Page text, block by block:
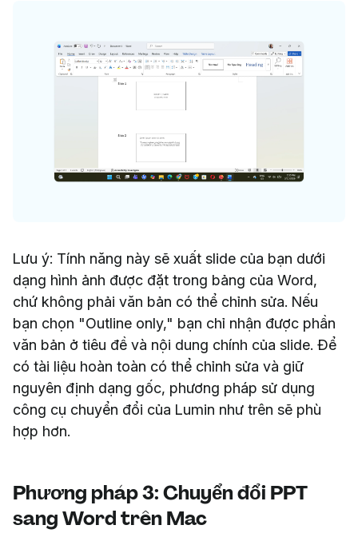
Lưu ý: Tính năng này sẽ xuất slide của bạn dưới
dạng hình ảnh được đặt trong bảng của Word,
chứ không phải văn bản có thể chỉnh sửa. Nếu
bạn chọn "Outline only," bạn chỉ nhận được phần
văn bản ở tiêu đề và nội dung chính của slide. Để
có tài liệu hoàn toàn có thể chỉnh sửa và giữ
nguyên định dạng gốc, phương pháp sử dụng
công cụ chuyển đổi của Lumin như trên sẽ phù
hợp hơn.
Phương pháp 3: Chuyển đổi PPT
sang Word trên Mac